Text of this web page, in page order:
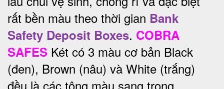
rất bền màu theo thời gian Bank
Safety Deposit Boxes. COBRA
SAFES Két có 3 màu cơ bản Black
(đen), Brown (nâu) và White (trắng)
đều là các tông màu sang trọng